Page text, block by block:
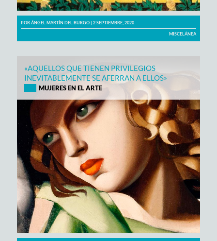
PORÁNGEL MARTÍN DEL BURGO | 2 SEPTIEMBRE, 2020
MISCELÁNEA
«AQUELLOS QUE TIENEN PRIVILEGIOS
INEVITABLEMENTE SE AFERRAN A ELLOS»
MUJERES EN EL ARTE